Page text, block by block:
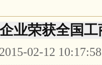
业荣获全国
2015-02-12